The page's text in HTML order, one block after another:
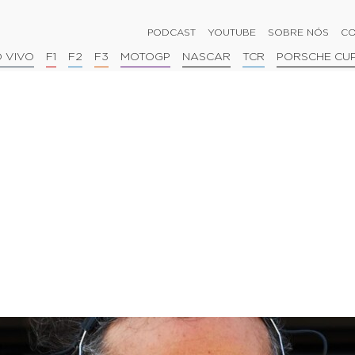
PODCAST YOUTUBE SOBRE NÓS
VIVO F1 F2 F3 MOTOGP NASCAR TCR PORSCHE